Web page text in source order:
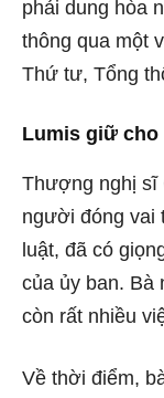
phải dung hòa
thông qua một
Thứ tư, Tổng
Lumis giữ
Thượng nghị sĩ
người đóng vai
luật, đã có
của ủy ban. Bà
còn rất nhiều
Về thời điểm,